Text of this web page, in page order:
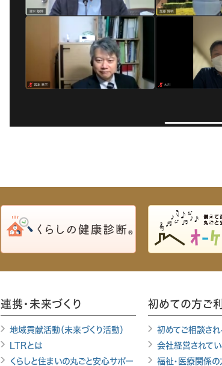
連携・未来づくり
地域貢献活動（未来づくり活動）
LTRとは
くらしと住まいの丸ごと安心サポー
初めての方ご
初めてご相談さ
会社経営されて
福祉・医療関係